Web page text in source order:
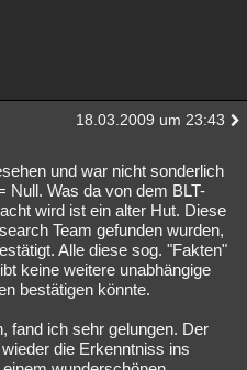
18.03.2009 um 23:43
und war nicht sonderlich
Null. Was da von dem BLT-
wird ist ein alter Hut. Diese
Team gefunden wurden,
Alle diese sog. "Fakten"
keine weitere unabhängige
bestätigen könnte.
fand ich sehr gelungen. Der
die Erkenntniss ins